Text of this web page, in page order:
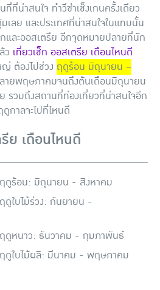
ที่น่าสนใจ ทำวีซ่าเช็งเกนครั้งเดียว
เลย และประเทศที่น่าสนใจในแทบนั้น
และออสเตรีย อีกจุดหมายปลายที่นัก
ว เที่ยวเช็ก ออสเตรีย เดือนไหนดี
ต้องไปช่วง ฤดูร้อน มิถุนายน –
ลายพฤษภาคมจนถึงต้นเดือนมิถุนายน
รวมถึงสถานที่ท่องเที่ยวที่น่าสนใจอีก
กาลจะไปที่ไหนดี
ย เดือนไหนดี
ฤดูร้อน: มิถุนายน - สิงหาคม
ดูใบไม้ร่วง: กันยายน -
ฤดูหนาว: ธันวาคม - กุมภาพันธ์
ฤดูใบไม้ผลิ: มีนาคม - พฤษภาคม